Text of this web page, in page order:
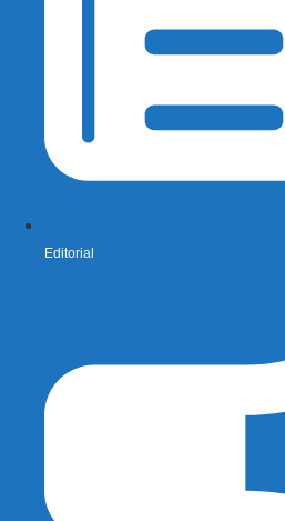
Editorial